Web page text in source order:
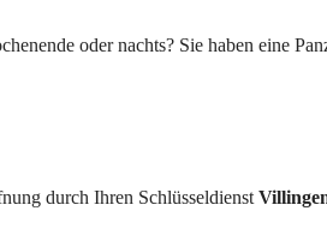
oder nachts? Sie haben eine
durch Ihren Schlüsseldienst